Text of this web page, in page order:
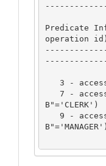
Predicate
operation
B"='CLERK')
B"='MANAGER')